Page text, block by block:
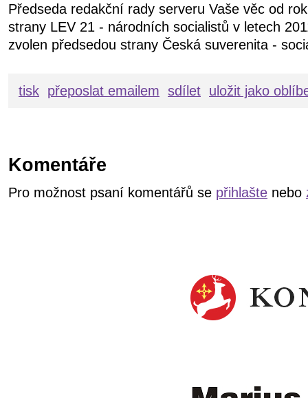
Předseda redakční rady serveru Vaše věc od
strany LEV 21 - národních socialistů v letech
zvolen předsedou strany Česká suverenita -
tisk přeposlat emailem sdílet uložit jako
Komentáře
Pro možnost psaní komentářů se přihlašte nebo